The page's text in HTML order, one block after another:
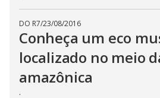
DO R7/23/08/2016
Conheça um eco
localizado no meio
amazônica
.